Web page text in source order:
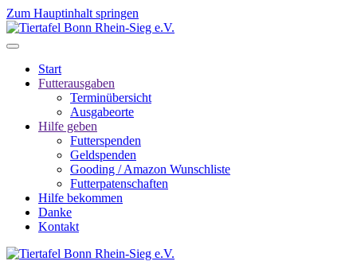
Zum Hauptinhalt springen
Start
Futterausgaben
Terminübersicht
Ausgabeorte
Hilfe geben
Futterspenden
Geldspenden
Gooding / Amazon Wunschliste
Futterpatenschaften
Hilfe bekommen
Danke
Kontakt